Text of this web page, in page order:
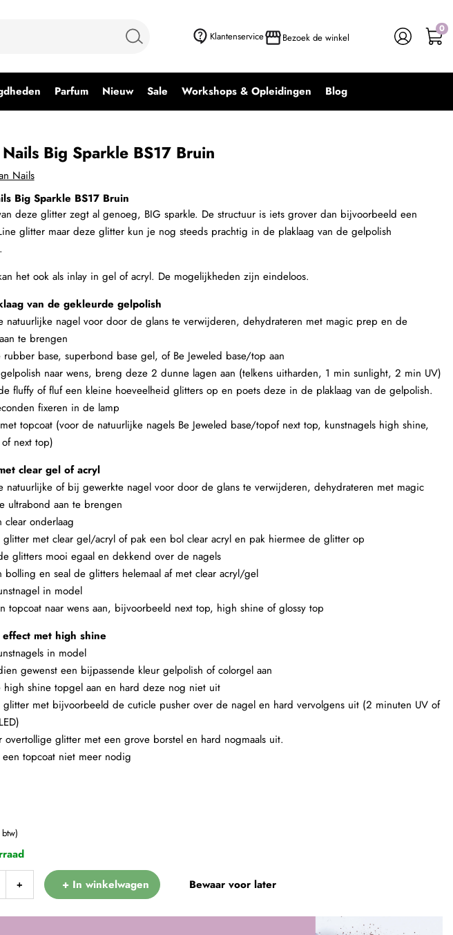
Klantenservice Bezoek de winkel
0
Parfum Nieuw Sale Workshops & Opleidingen Blog
Big Sparkle BS17 Bruin
+ In winkelwagen
+ + In winkelwagen Bewaar voor later
Nails
Big Sparkle BS17 Bruin
deze glitter zegt al genoeg, BIG sparkle. De structuur is iets grover dan bijvoorbeeld een
glitter maar deze glitter kun je nog steeds prachtig in de plaklaag van de gelpolish
het ook als inlay in gel of acryl. De mogelijkheden zijn eindeloos.
van de gekleurde gelpolish
natuurlijke nagel voor door de glans te verwijderen, dehydrateren met magic prep en de
te brengen
rubber base, superbond base gel, of Be Jeweled base/top aan
naar wens, breng deze 2 dunne lagen aan (telkens uitharden, 1 min sunlight, 2 min UV)
fluffy of fluf een kleine hoeveelheid glitters op en poets deze in de plaklaag van de gelpolish.
fixeren in de lamp
topcoat (voor de natuurlijke nagels Be Jeweled base/topof next top, kunstnagels high shine,
next top)
clear gel of acryl
natuurlijke of bij gewerkte nagel voor door de glans te verwijderen, dehydrateren met magic
ultrabond aan te brengen
clear onderlaag
met clear gel/acryl of pak een bol clear acryl en pak hiermee de glitter op
glitters mooi egaal en dekkend over de nagels
bolling en seal de glitters helemaal af met clear acryl/gel
in model
topcoat naar wens aan, bijvoorbeeld next top, high shine of glossy top
met high shine
in model
gewenst een bijpassende kleur gelpolish of colorgel aan
high shine topgel aan en hard deze nog niet uit
glitter met bijvoorbeeld de cuticle pusher over de nagel en hard vervolgens uit (2 minuten UV of
overtollige glitter met een grove borstel en hard nogmaals uit.
topcoat niet meer nodig